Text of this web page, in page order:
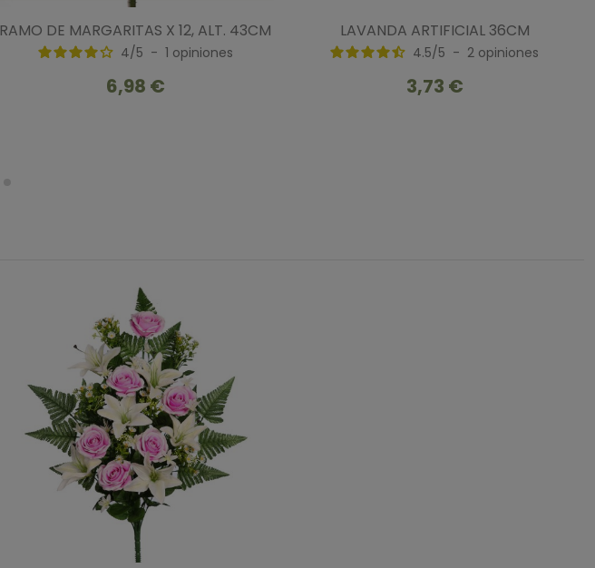
RAMO DE MARGARITAS X 12, ALT. 43CM
4/5 - 1 opiniones
6,98 €
LAVANDA ARTIFICIAL 36CM
4.5/5 - 2 opiniones
3,73 €